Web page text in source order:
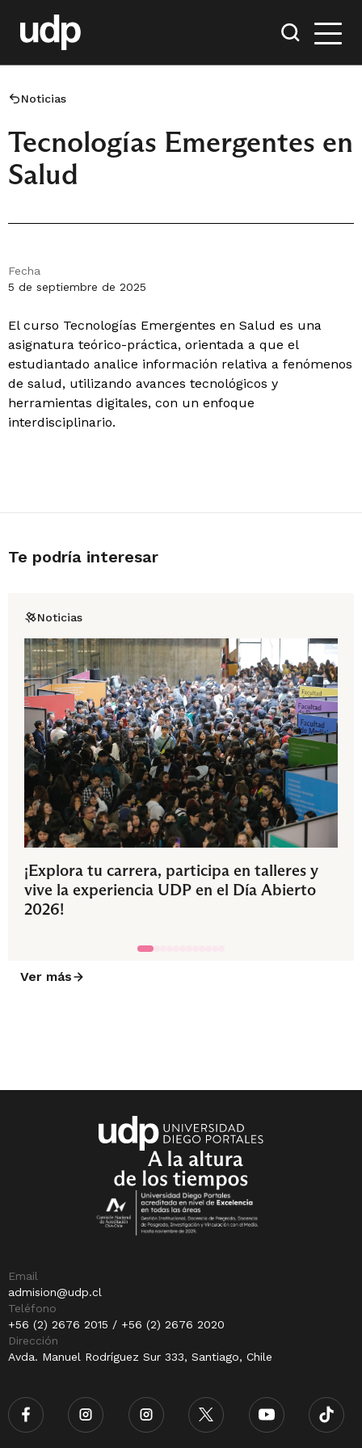
Noticias
Tecnologías Emergentes en
Salud
Fecha
5 de septiembre de 2025
El curso Tecnologías Emergentes en Salud es una
asignatura teórico-práctica, orientada a que el
estudiantado analice información relativa a fenómenos
de salud, utilizando avances tecnológicos y
herramientas digitales, con un enfoque
interdisciplinario.
Te podría interesar
Noticias
¡Explora tu carrera, participa en talleres y
vive la experiencia UDP en el Día Abierto
2026!
Ver más
Email
admision@udp.cl
Teléfono
+56 (2) 2676 2015 / +56 (2) 2676 2020
Dirección
Avda. Manuel Rodríguez Sur 333, Santiago, Chile